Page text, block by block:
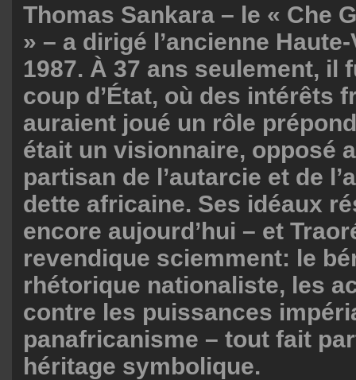
Thomas Sankara – le « Che
» – a dirigé l’ancienne
1987. À 37 ans seulement, il
coup d’État, où des intérêts
auraient joué un rôle
était un visionnaire, opposé
partisan de l’autarcie et de
dette africaine. Ses idéaux
encore aujourd’hui – et
revendique sciemment: le
rhétorique nationaliste, les
contre les puissances
panafricanisme – tout fait
héritage symbolique.